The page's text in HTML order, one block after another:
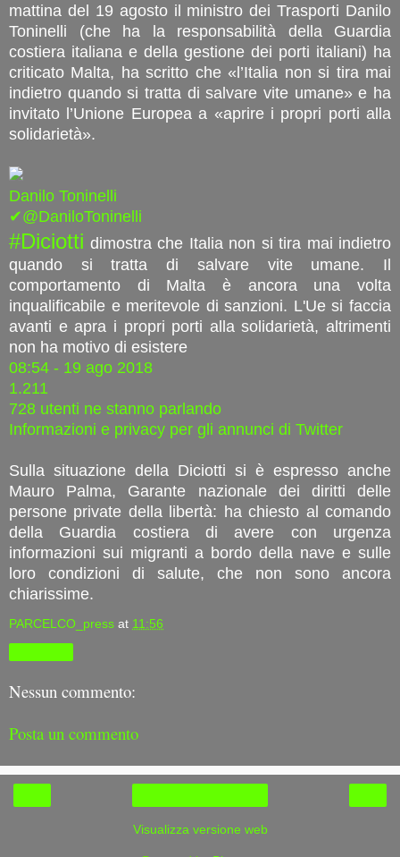
mattina del 19 agosto il ministro dei Trasporti Danilo
Toninelli (che ha la responsabilità della Guardia
costiera italiana e della gestione dei porti italiani) ha
criticato Malta, ha scritto che «l’Italia non si tira mai
indietro quando si tratta di salvare vite umane» e ha
invitato l’Unione Europea a «aprire i propri porti alla
solidarietà».
Danilo Toninelli
✔@DaniloToninelli
#Diciotti dimostra che Italia non si tira mai indietro
quando si tratta di salvare vite umane. Il
comportamento di Malta è ancora una volta
inqualificabile e meritevole di sanzioni. L'Ue si faccia
avanti e apra i propri porti alla solidarietà, altrimenti
non ha motivo di esistere
08:54 - 19 ago 2018
1.211
728 utenti ne stanno parlando
Informazioni e privacy per gli annunci di Twitter
Sulla situazione della Diciotti si è espresso anche
Mauro Palma, Garante nazionale dei diritti delle
persone private della libertà: ha chiesto al comando
della Guardia costiera di avere con urgenza
informazioni sui migranti a bordo della nave e sulle
loro condizioni di salute, che non sono ancora
chiarissime.
PARCELCO_press at 11:56
Nessun commento:
Posta un commento
Visualizza versione web